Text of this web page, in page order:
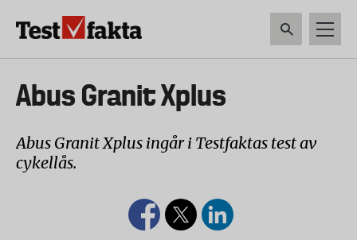
Huvudmeny
ny
Abus Granit Xplus
Abus Granit Xplus ingår i Testfaktas test av
cykellås.